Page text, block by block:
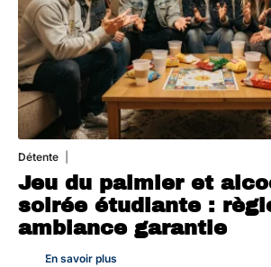
Détente
Jeu du palmier et
soirée étudiante :
ambiance garantie
En savoir plus